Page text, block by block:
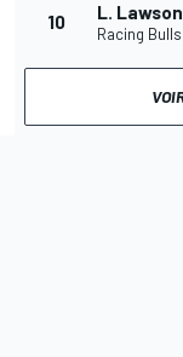
10 L. Lawson
Racing Bulls